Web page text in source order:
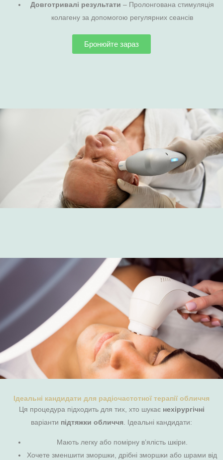
Довготривалі результати – Пролонгована стимуляція
колагену за допомогою регулярних сеансів
Бронюйте зараз
Ідеальні кандидати для радіочастотної терапії обличчя
Ця процедура підходить для тих, хто шукає нехірургічні
варіанти підтяжки обличчя . Ідеальні кандидати:
Мають легку або помірну в’ялість шкіри.
Хочете зменшити зморшки, дрібні зморшки або шрами від